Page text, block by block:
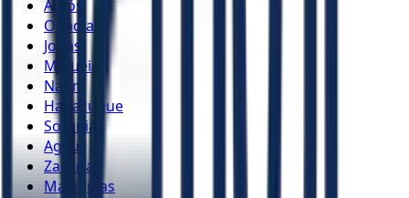
Amós
Obadias
Jonas
Miquéias
Naum
Habacuque
Sofonias
Ageu
Zacarias
Malaquias